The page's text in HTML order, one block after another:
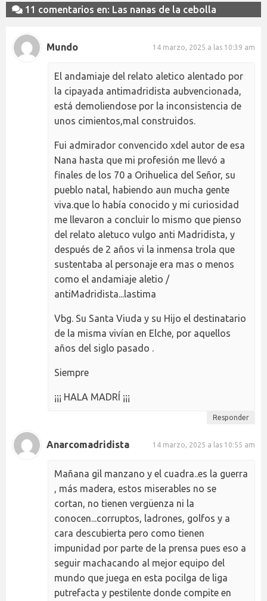
11 comentarios en: Las nanas de la cebolla
Mundo 14 marzo, 2025 a las 10:39 am
El andamiaje del relato aletico alentado por
la cipayada antimadridista aubvencionada,
está demoliendose por la inconsistencia de
unos cimientos,mal construidos.
Fui admirador convencido xdel autor de esa
Nana hasta que mi profesión me llevó a
finales de los 70 a Orihuelica del Señor, su
pueblo natal, habiendo aun mucha gente
viva.que lo había conocido y mi curiosidad
me llevaron a concluir lo mismo que pienso
del relato aletuco vulgo anti Madridista, y
después de 2 años vi la inmensa trola que
sustentaba al personaje era mas o menos
como el andamiaje aletio /
antiMadridista...lastima
Vbg. Su Santa Viuda y su Hijo el destinatario
de la misma vivían en Elche, por aquellos
años del siglo pasado .
Siempre
¡¡¡ HALA MADRÍ ¡¡¡
Responder
Anarcomadridista 14 marzo, 2025 a las 10:55 am
Mañana gil manzano y el cuadra..es la guerra
, más madera, estos miserables no se
cortan, no tienen vergüenza ni la
conocen...corruptos, ladrones, golfos y a
cara descubierta pero como tienen
impunidad por parte de la prensa pues eso a
seguir machacando al mejor equipo del
mundo que juega en esta pocilga de liga
putrefacta y pestilente donde compite en